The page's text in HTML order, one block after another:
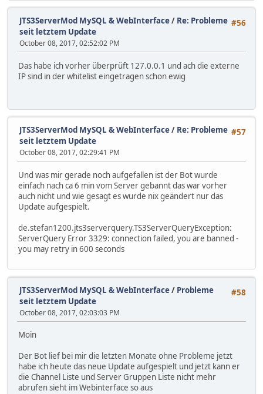
#56
JTS3ServerMod MySQL & WebInterface/ Re: Probleme
seit letztem Update
October 08, 2017, 02:52:02 PM
Das habe ich vorher überprüft 127.0.0.1 und ach die externe
IP sind in der whitelist eingetragen schon ewig
#57
JTS3ServerMod MySQL & WebInterface/ Re: Probleme
seit letztem Update
October 08, 2017, 02:29:41 PM
Und was mir gerade noch aufgefallen ist der Bot wurde
einfach nach ca 6 min vom Server gebannt das war vorher
auch nicht und wie gesagt es wurde nix geändert nur das
Update aufgespielt.
de.stefan1200.jts3serverquery.TS3ServerQueryException:
ServerQuery Error 3329: connection failed, you are banned -
you may retry in 600 seconds
#58
JTS3ServerMod MySQL & WebInterface/ Probleme
seit letztem Update
October 08, 2017, 02:03:03 PM
Moin
Der Bot lief bei mir die letzten Monate ohne Probleme jetzt
habe ich heute das neue Update aufgespielt und jetzt kann er
die Channel Liste und Server Gruppen Liste nicht mehr
abrufen sieht im Webinterface so aus